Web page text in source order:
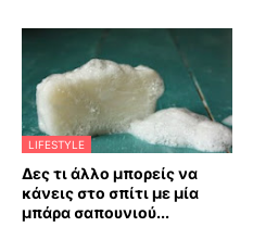
LIFESTYLE
Δες τι άλλο μπορείς να
κάνεις στο σπίτι με μία
μπάρα σαπουνιού...